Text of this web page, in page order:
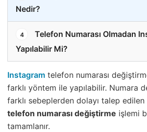
Nedir?
4
Telefon Numarası Olmadan
Yapılabilir Mi?
Instagram telefon numarası
farklı yöntem ile yapılabilir. Numara
farklı sebeplerden dolayı talep edilen
telefon numarası değiştirme işlemi
tamamlanır.